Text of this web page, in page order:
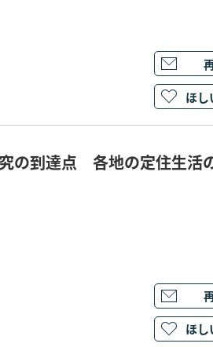
ほし
の到達点 各地の定住生
ほし